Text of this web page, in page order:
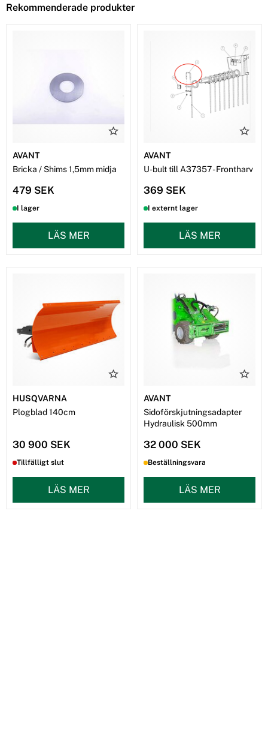
Rekommenderade produkter
AVANT
Bricka / Shims 1,5mm midja
479 SEK
I lager
LÄS MER
AVANT
U-bult till A37357 - Frontharv
369 SEK
I externt lager
LÄS MER
HUSQVARNA
Plogblad 140cm
30 900 SEK
Tillfälligt slut
LÄS MER
AVANT
Sidoförskjutningsadapter
Hydraulisk 500mm
32 000 SEK
Beställningsvara
LÄS MER